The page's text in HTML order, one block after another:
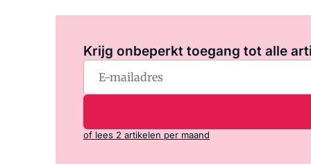
Krijg onbeperkt toegang tot alle
of lees 2 artikelen per maand